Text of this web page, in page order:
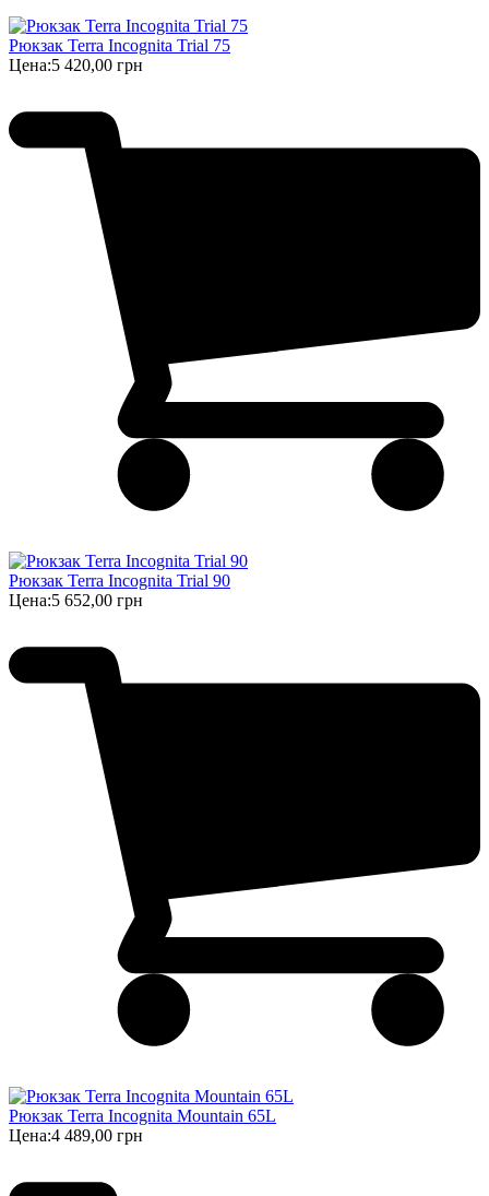
Рюкзак Terra Incognita Trial 75
Цена:5 420,00 грн
Рюкзак Terra Incognita Trial 90
Цена:5 652,00 грн
Рюкзак Terra Incognita Mountain 65L
Цена:4 489,00 грн